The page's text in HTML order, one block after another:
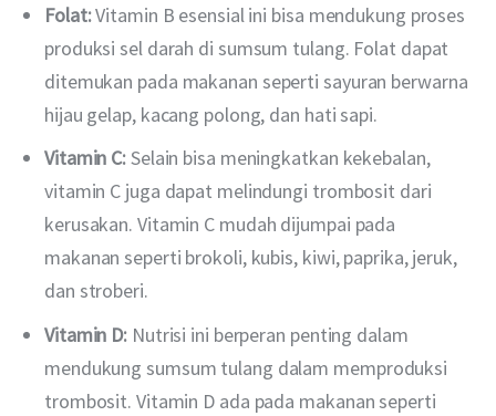
Folat:Vitamin B esensial ini bisa mendukung proses
produksi sel darah di sumsum tulang. Folat dapat
ditemukan pada makanan seperti sayuran berwarna
hijau gelap, kacang polong, dan hati sapi.
Vitamin C:Selain bisa meningkatkan kekebalan,
vitamin C juga dapat melindungi trombosit dari
kerusakan. Vitamin C mudah dijumpai pada
makanan seperti brokoli, kubis, kiwi, paprika, jeruk,
dan stroberi.
Vitamin D: Nutrisi ini berperan penting dalam
mendukung sumsum tulang dalam memproduksi
trombosit. Vitamin D ada pada makanan seperti